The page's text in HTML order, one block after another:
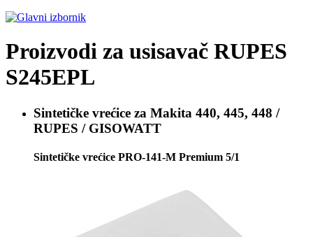
Proizvodi za usisavač RUPES
S245EPL
Sintetičke vrećice za Makita 440, 445, 448 /
RUPES / GISOWATT
Sintetičke vrećice PRO-141-M Premium 5/1